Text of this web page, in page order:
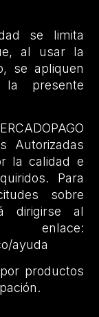
se limita
al usar la
se apliquen
presente
Autorizadas
la calidad e
Para
sobre
dirigirse al
ayuda
productos